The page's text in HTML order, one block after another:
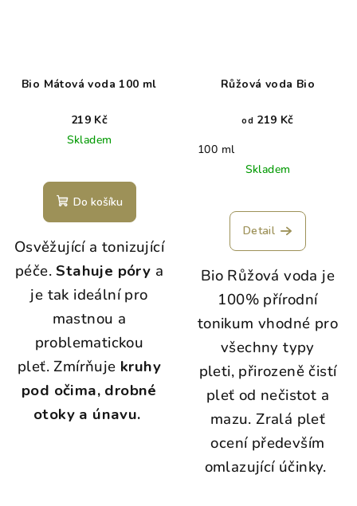
Bio Mátová voda 100 ml
219 Kč
Skladem
Do košíku
Osvěžující a tonizující
péče.Stahuje póry a
je tak ideální pro
mastnou a
problematickou
pleť. Zmírňuje kruhy
pod očima, drobné
otoky a únavu.
Růžová voda Bio
od 219 Kč
100 ml
Skladem
Detail
Bio Růžová voda je
100% přírodní
tonikum vhodné pro
všechny typy
pleti, přirozeně čistí
pleť od nečistot a
mazu. Zralá pleť
ocení především
omlazující účinky.